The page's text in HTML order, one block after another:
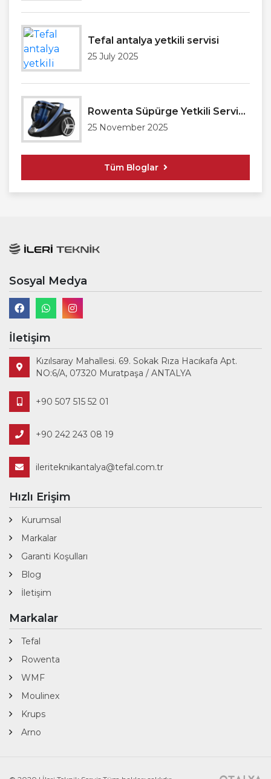
Tefal antalya yetkili servisi
25 July 2025
Rowenta Süpürge Yetkili Servisi Antalya
25 November 2025
Tüm Bloglar
Sosyal Medya
İletişim
Kızılsaray Mahallesi. 69. Sokak Rıza Hacıkafa Apt.
NO:6/A, 07320 Muratpaşa / ANTALYA
+90 507 515 52 01
+90 242 243 08 19
ileriteknikantalya@tefal.com.tr
Hızlı Erişim
Kurumsal
Markalar
Garanti Koşulları
Blog
İletişim
Markalar
Tefal
Rowenta
WMF
Moulinex
Krups
Arno